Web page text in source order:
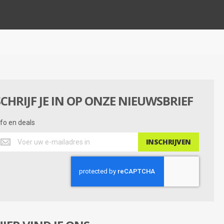
JE IN OP ONZE NIEUWSBRIEF
en deals
INSCHRIJVEN